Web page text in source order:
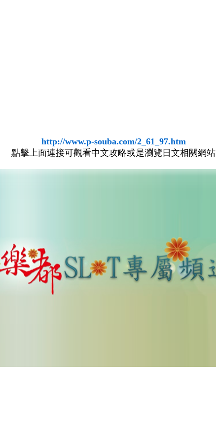
http://www.p-souba.com/2_61_97.htm
點擊上面連接可觀看中文攻略或是瀏覽日文相關網站